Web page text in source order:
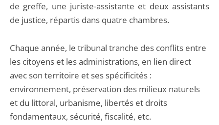
de greffe, une juriste-assistante et deux assistants
de justice, répartis dans quatre chambres.
Chaque année, le tribunal tranche des conflits entre
les citoyens et les administrations, en lien direct
avec son territoire et ses spécificités :
environnement, préservation des milieux naturels
et du littoral, urbanisme, libertés et droits
fondamentaux, sécurité, fiscalité, etc.